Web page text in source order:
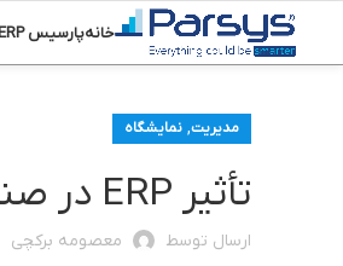
خانهپارسیس ERP
مدیریت, نمایشگاه
تأثیر ERP در صنعت نساجی
ارسال توسط معصومه برکچی